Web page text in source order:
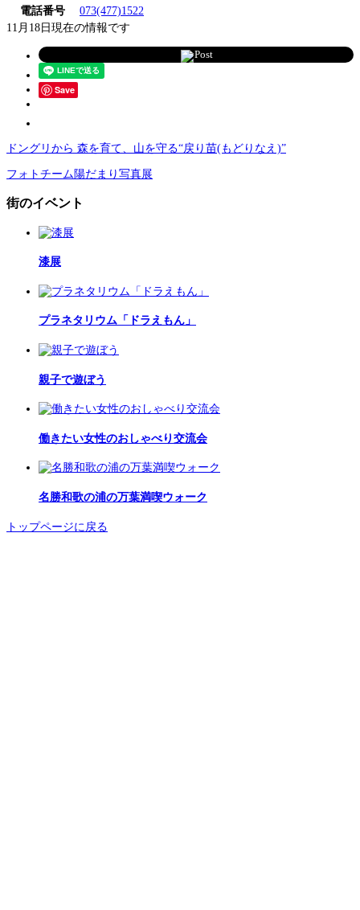
電話番号
073(477)1522
11月18日現在の情報です
Post
Save
ドングリから 森を育て、山を守る“戻り苗(もどりなえ)”
フォトチーム陽だまり写真展
街のイベント
漆展
プラネタリウム「ドラえもん」
親子で遊ぼう
働きたい女性のおしゃべり交流会
名勝和歌の浦の万葉満喫ウォーク
トップページに戻る